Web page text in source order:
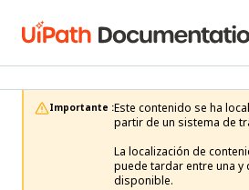
Importante :Este contenido se ha
partir de un sistema de
La localización de
puede tardar entre una
disponible.